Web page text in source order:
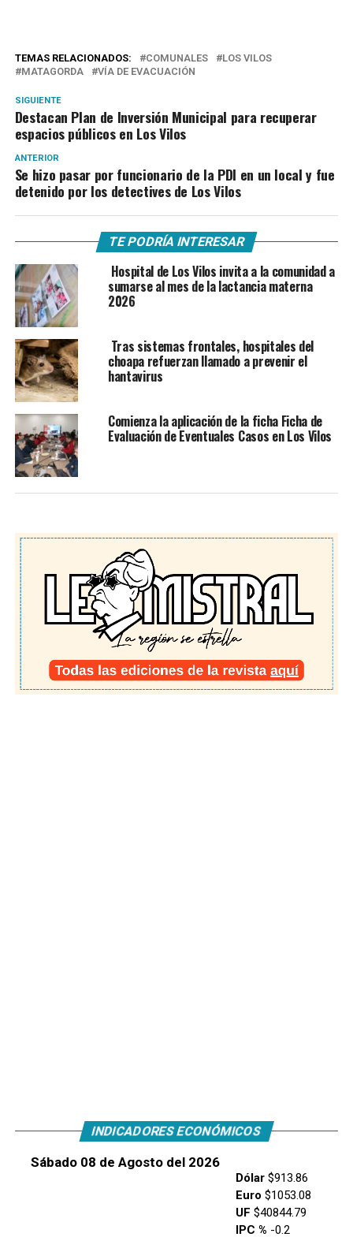
TEMAS RELACIONADOS: COMUNALES
LOS VILOS
MATAGORDA
VÍA DE EVACUACIÓN
SIGUIENTE
Destacan Plan de Inversión Municipal para recuperar
espacios públicos en Los Vilos
ANTERIOR
Se hizo pasar por funcionario de la PDI en un local y fue
detenido por los detectives de Los Vilos
TE PODRÍA INTERESAR
Hospital de Los Vilos invita a la comunidad a
sumarse al mes de la lactancia materna
2026
Tras sistemas frontales, hospitales del
choapa refuerzan llamado a prevenir el
hantavirus
Comienza la aplicación de la ficha Ficha de
Evaluación de Eventuales Casos en Los Vilos
INDICADORES ECONÓMICOS
Sábado 08 de Agosto del 2026
Dólar$913.86
Euro $1053.08
UF $40844.79
IPC % -0.2